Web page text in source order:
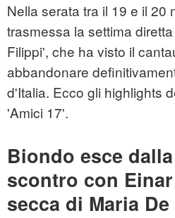
Nella serata tra il 19 e il 20
trasmessa la settima
Filippi', che ha visto il
abbandonare
d'Italia. Ecco gli highlights
'Amici 17'.
Biondo esce
scontro con
secca di Maria